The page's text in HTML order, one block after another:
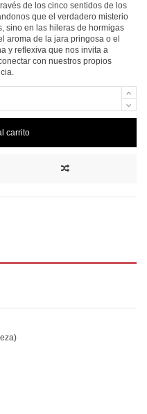
de los cinco sentidos de los
que el verdadero misterio
sino en las hileras de hormigas
aroma de la jara pringosa o el
y reflexiva que nos invita a
con nuestros propios
carrito